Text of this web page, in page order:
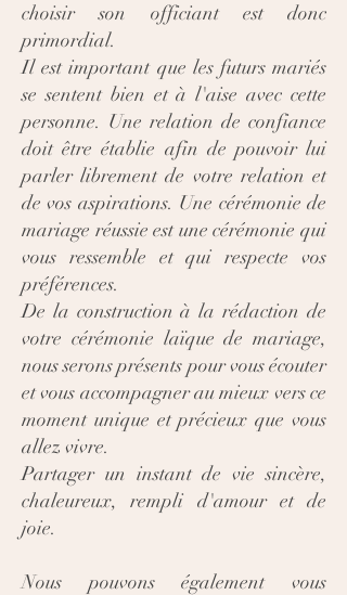
choisir son officiant est donc
primordial.
Il est important que les futurs mariés
se sentent bien et à l'aise avec cette
personne. Une relation de confiance
doit être établie afin de pouvoir lui
parler librement de votre relation et
de vos aspirations. Une cérémonie de
mariage réussie est une cérémonie qui
vous ressemble et qui respecte vos
préférences.
De la construction à la rédaction de
votre cérémonie laïque de mariage,
nous serons présents pour vous écouter
et vous accompagner au mieux vers ce
moment unique et précieux que vous
allez vivre.
Partager un instant de vie sincère,
chaleureux, rempli d'amour et de
joie.
Nous pouvons également vous